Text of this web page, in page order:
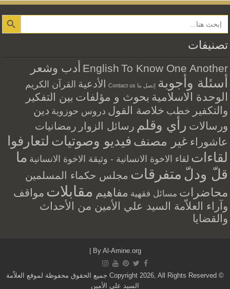
Search Button
تصنيفات
English To Know One Another أدب وشعر
أسئلة وأجوبة إتصل بنا Contact us الأدعية القرآن الكريم
الوحدة الاسلامية بحوث و مؤلفات بين التفكير
والتكفير خطب خلاصة القول دروس حوزوية دين
ورسالات رأي وقلم رسائل الزوار رمضانيات
عاشوراء غير مصنف فيديو وصوتيات لتعارفوا
لقاءات لقاء الاخوة الانسانية - وثيقة الاخوة الانسانية ما
قلّ ودلّ متفرقات مجلس حكماء المسلمين
محاضرات مسائل فقهية مفاهيم مقابلات مواقف
وآراء العلاّمة السيد علي الأمين من الأحداث
والقضايا
By Al-Amine.org
© Copyright 2026, All Rights Reserved جميع الحقوق محفوظة لموقع العلاّمة
السيد علي الأمين